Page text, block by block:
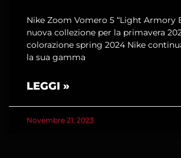
Nike Zoom Vomero 5 “Light Armory
nuova collezione per la primavera
colorazione spring 2024 Nike
la sua gamma
LEGGI »
Novembre 21, 2023